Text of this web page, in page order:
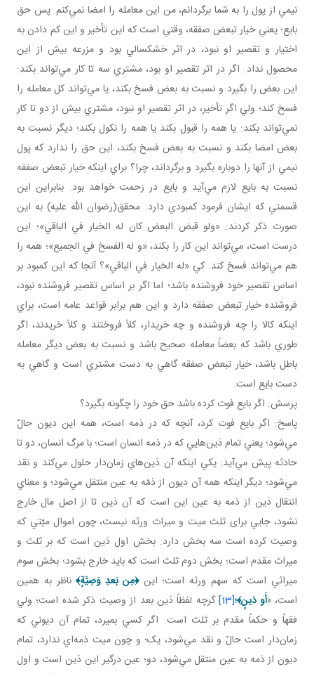
نيمي از پول را به شما برگردانم، من اين معامله را امضا نمي‌کنم. پس حق
بايع؛ يعني خيار تبعض صفقه، وقتي است که اين تأخير و اين کم دادن به
اختيار و تقصير او نبود، در اثر خشکسالي بود و مزرعه بيش از اين
محصول نداد. اگر در اثر تقصير او بود، مشتري سه تا کار مي‌تواند بکند:
اين بعض را بگيرد و نسبت به بعض فسخ بکند، يا مي‌تواند کل معامله را
فسخ کند؛ ولي اگر تأخير، در اثر تقصير او نبود، مشتري بيش از دو تا کار
نمي‌تواند بکند: يا همه را قبول بکند يا همه را نکول بکند؛ ديگر نسبت به
بعض امضا بکند و نسبت به بعض فسخ بکند، اين حق را ندارد که پول
نيمي از آنها را دوباره بگيرد و برگرداند، چرا؟ براي اينکه خيار تبعض صفقه
نسبت به بايع لازم مي‌آيد و بايع در زحمت خواهد بود. بنابراين اين
قسمتي که ايشان فرمود کمبودي دارد. محقق(رضوان الله عليه) به اين
صورت ذکر کردند: «ولو قبض البعض کان له الخيار في الباقي»؛ اين
درست است، مي‌تواند اين کار را بکند، «و له الفسخ في الجميع»؛ همه را
هم مي‌تواند فسخ کند. کي «له الخيار في الباقي»؟ آنجا که اين کمبود بر
اساس تقصير خود فروشنده باشد؛ اما اگر بر اساس تقصير فروشنده نبود،
فروشنده خيار تبعض صفقه دارد و اين هم برابر قواعد عامه است، براي
اينکه کالا را چه فروشنده و چه خريدار، کلاً فروختند و کلاً خريدند، اگر
طوري باشد که بعضاً معامله صحيح باشد و نسبت به بعض ديگر معامله
باطل باشد، خيار تبعض صفقه گاهي به دست مشتري است و گاهي به
دست بايع است.
پرسش: اگر بايع فوت کرده باشد حق خود را چگونه بگيرد؟
پاسخ: اگر بايع فوت کرد، آنچه که در ذمه است، همه اين ديون حالّ
مي‌شود؛ يعني تمام دَين‌هايي که در ذمه انسان است؛ با مرگ انسان، دو تا
حادثه پيش مي‌آيد: يکي اينکه آن دَين‌هاي زمان‌دار حلول مي‌کند و نقد
مي‌شود؛ ديگر اينکه همه آن ديون از ذمّه به عين منتقل مي‌شود؛ و معناي
انتقال دَين از ذمه به عين اين است که آن دَين تا از اصل مال خارج
نشود، جايي برای ثلث ميت و ميراث ورثه نيست، چون اموال ميّتي که
وصيت کرده است سه بخش دارد: بخش اول دَين است که بر ثلث و
ميراث مقدم است؛ بخش دوم ثلث است که بايد خارج بشود؛ بخش سوم
ميراثي است که سهم ورثه است؛ اين﴿مِن بَعدِ وَصِيَّةٍ﴾ناظر به همين
است، ﴿أَو دَينٍ﴾؛[13]
گرچه لفظاً دَين بعد از وصيت ذکر شده است؛ ولي
فقهاً و حکماً مقدم بر ثلث است. اگر کسي بميرد، تمام آن ديوني که
زمان‌دار است حالّ و نقد مي‌شود، يک؛ و چون ميت ذمه‌اي ندارد، تمام
ديون از ذمه به عين منتقل مي‌شود، دو؛ عين درگير اين دَين است و اول